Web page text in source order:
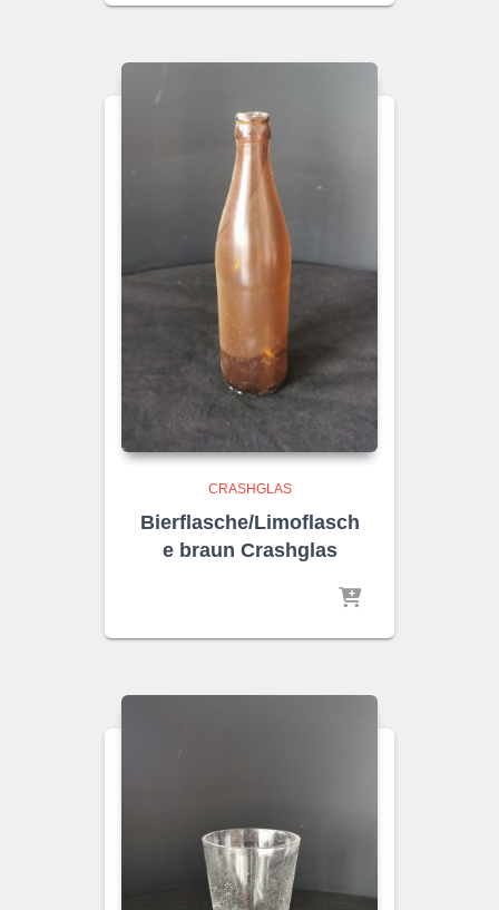
CRASHGLAS
Bierflasche/Limoflasch
e braun Crashglas